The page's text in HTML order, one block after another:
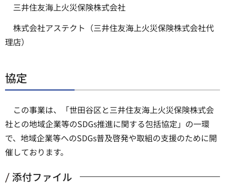
三井住友海上火災保険株式会社
株式会社アステクト（三井住友海上火災保険株式会社代
理店）
協定
この事業は、「世田谷区と三井住友海上火災保険株式会
社との地域企業等のSDGs推進に関する包括協定」の一環
で、地域企業等へのSDGs普及啓発や取組の支援のために開
催しております。
添付ファイル